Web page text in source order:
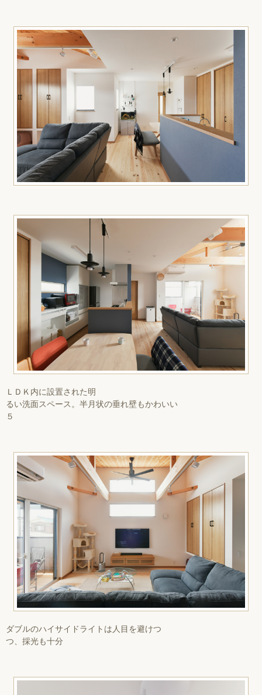
ＬＤＫ内に設置された明
るい洗面スペース。半月状の垂れ壁もかわいい
５
ダブルのハイサイドライトは人目を避けつ
つ、採光も十分